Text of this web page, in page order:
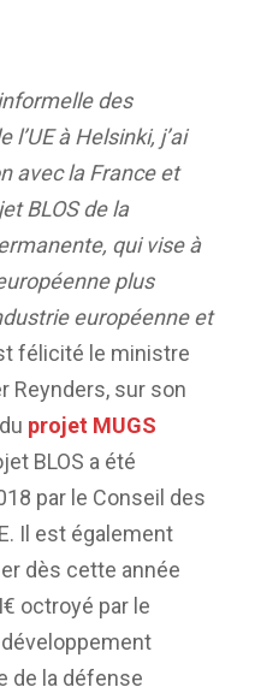
des
à Helsinki, j’ai
avec la France et
BLOS de la
qui vise à
plus
européenne et
félicité le ministre
Reynders, sur son
projet MUGS
BLOS a été
par le Conseil des
Il est également
dès cette année
octroyé par le
de la défense